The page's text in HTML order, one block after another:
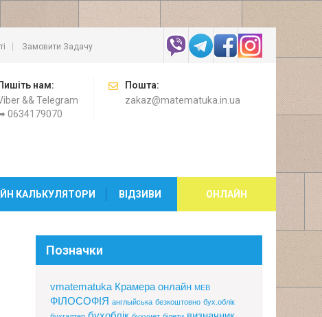
Замовити Задачу
нам:
&& Telegram
0634179070
Пошта:
zakaz@matematuka.in.ua
КАЛЬКУЛЯТОРИ ВІДЗИВИ ОНЛАЙН
Позначки
vmatematuka Крамера онлайн МЕВ
ФІЛОСОФІЯ англыйська безкоштовно бух.облік